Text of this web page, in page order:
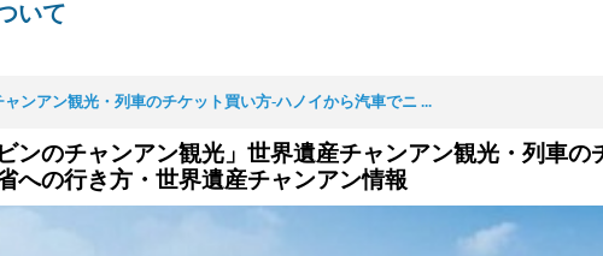
いて
ンアン観光・列車のチケット買い方‐ハノイから汽車でニ ...
ンのチャンアン観光」世界遺産チャンアン観光・列車の
への行き方・世界遺産チャンアン情報